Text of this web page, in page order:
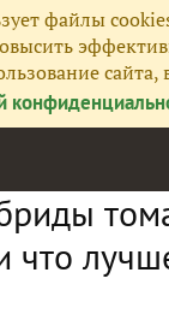
файлы
сайта,
что